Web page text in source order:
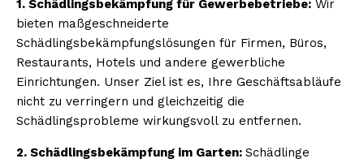
1. Schädlingsbekämpfung für Gewerbebetriebe: Wir
bieten maßgeschneiderte
Schädlingsbekämpfungslösungen für Firmen, Büros,
Restaurants, Hotels und andere gewerbliche
Einrichtungen. Unser Ziel ist es, Ihre Geschäftsabläufe
nicht zu verringern und gleichzeitig die
Schädlingsprobleme wirkungsvoll zu entfernen.
2. Schädlingsbekämpfung im Garten: Schädlinge